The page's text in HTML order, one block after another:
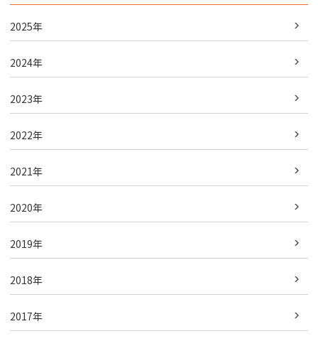
2025年
2024年
2023年
2022年
2021年
2020年
2019年
2018年
2017年